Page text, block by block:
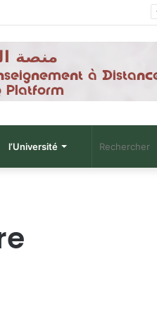
l’Université